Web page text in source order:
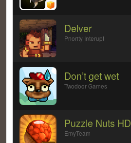
Delver
Priority Interupt
Don’t get wet
Twodoor Games
Puzzle Nuts HD
EmyTeam